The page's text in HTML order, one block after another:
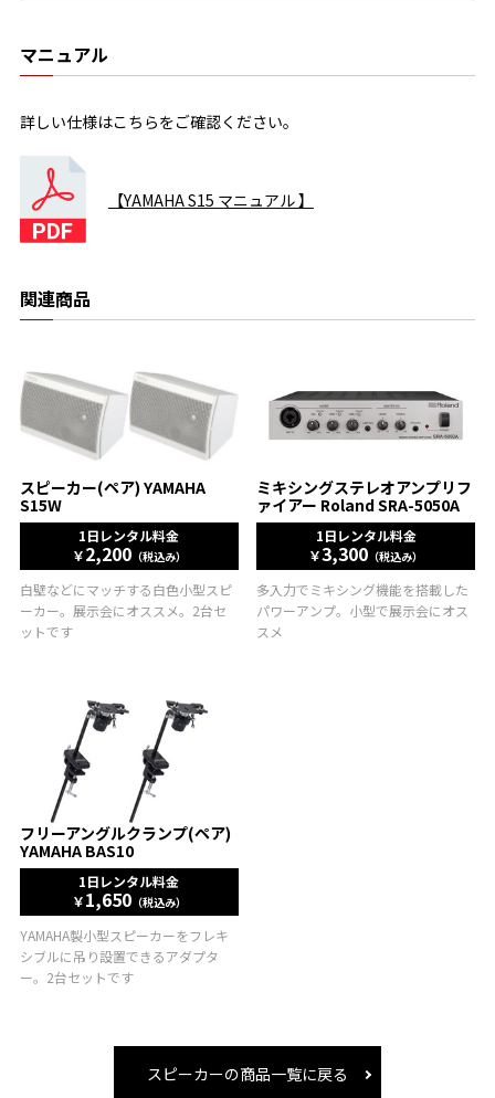
マニュアル
詳しい仕様はこちらをご確認ください。
【YAMAHA S15 マニュアル 】
関連商品
スピーカー(ペア) YAMAHA
S15W
1日レンタル料金
￥2,200（税込み）
白壁などにマッチする白色小型スピ
ーカー。展示会にオススメ。2台セ
ットです
ミキシングステレオアンプリフ
ァイアー Roland SRA-5050A
1日レンタル料金
￥3,300 （税込み）
多入力でミキシング機能を搭載した
パワーアンプ。小型で展示会にオス
スメ
フリーアングルクランプ(ペア)
YAMAHA BAS10
1日レンタル料金
￥1,650（税込み）
YAMAHA製小型スピーカーをフレキ
シブルに吊り設置できるアダプタ
ー。2台セットです
スピーカーの商品一覧に戻る